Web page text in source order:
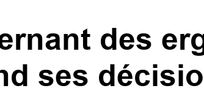
des
ses